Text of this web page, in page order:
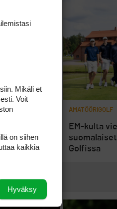
AMATÖÖRIGOLF
EM-kulta
Golfissa
Mikäli et
Voit
on siihen
kaikkia
Hyväksy